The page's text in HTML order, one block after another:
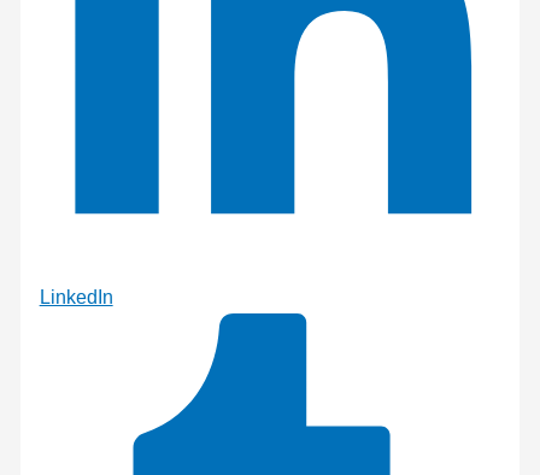
LinkedIn